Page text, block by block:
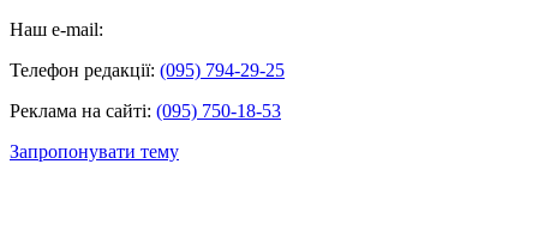
Наш e-mail:
Телефон редакції: (095) 794-29-25
Реклама на сайті: (095) 750-18-53
Запропонувати тему